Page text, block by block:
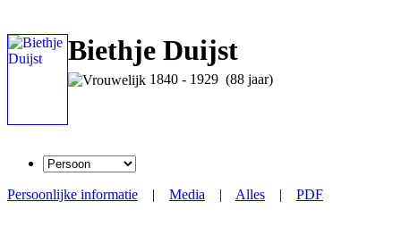
Biethje Duijst
1840 - 1929 (88 jaar)
Persoonlijke informatie | Media | Alles | PDF